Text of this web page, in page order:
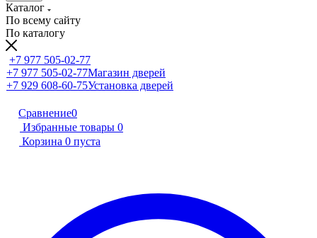
Каталог
По всему сайту
По каталогу
+7 977 505-02-77
+7 977 505-02-77Магазин дверей
+7 929 608-60-75Установка дверей
Сравнение0
Избранные товары 0
Корзина 0 пуста